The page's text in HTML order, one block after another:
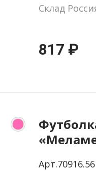
Склад
817 ₽